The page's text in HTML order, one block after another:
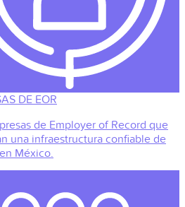
DE EOR
de Employer of Record que
una infraestructura confiable de
México.